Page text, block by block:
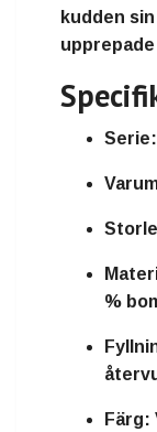
kudden
Serie:
%
Färg: